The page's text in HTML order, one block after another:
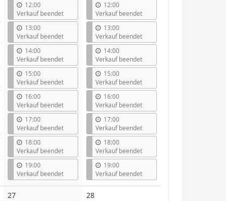
12:00
Verkauf beendet
13:00
Verkauf beendet
14:00
Verkauf beendet
15:00
Verkauf beendet
16:00
Verkauf beendet
17:00
Verkauf beendet
18:00
Verkauf beendet
19:00
Verkauf beendet
12:00
Verkauf beendet
13:00
Verkauf beendet
14:00
Verkauf beendet
15:00
Verkauf beendet
16:00
Verkauf beendet
17:00
Verkauf beendet
18:00
Verkauf beendet
19:00
Verkauf beendet
27 28